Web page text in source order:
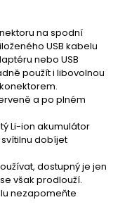
na spodní
USB kabelu
nebo USB
použít i libovolnou
a po plném
Li-ion akumulátor
dobíjet
dostupný je jen
však prodlouží.
nezapomeňte